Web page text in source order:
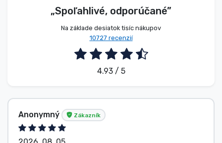
„Spoľahlivé, odporúčané”
Na základe desiatok tisíc nákupov
10727 recenzií
4.93 / 5
Anonymný Zákazník